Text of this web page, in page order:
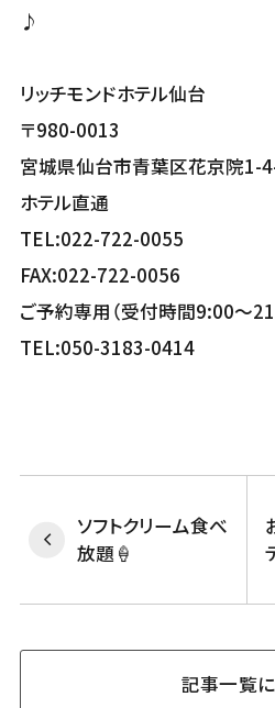
♪
リッチモンドホテル仙台
〒980-0013
宮城県仙台市青葉区花京院1-
ホテル直通
TEL:022-722-0055
FAX:022-722-0056
ご予約専用（受付時間9:00～
TEL:050-3183-0414
ソフトクリーム食べ
放題🍦
記事一覧